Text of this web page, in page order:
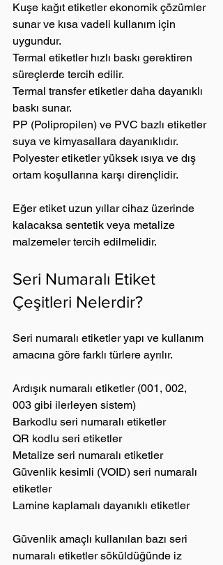
Kuşe kağıt etiketler ekonomik çözümler
sunar ve kısa vadeli kullanım için
uygundur.
Termal etiketler hızlı baskı gerektiren
süreçlerde tercih edilir.
Termal transfer etiketler daha dayanıklı
baskı sunar.
PP (Polipropilen) ve PVC bazlı etiketler
suya ve kimyasallara dayanıklıdır.
Polyester etiketler yüksek ısıya ve dış
ortam koşullarına karşı dirençlidir.
Eğer etiket uzun yıllar cihaz üzerinde
kalacaksa sentetik veya metalize
malzemeler tercih edilmelidir.
Seri Numaralı Etiket
Çeşitleri Nelerdir?
Seri numaralı etiketler yapı ve kullanım
amacına göre farklı türlere ayrılır.
Ardışık numaralı etiketler (001, 002,
003 gibi ilerleyen sistem)
Barkodlu seri numaralı etiketler
QR kodlu seri etiketler
Metalize seri numaralı etiketler
Güvenlik kesimli (VOID) seri numaralı
etiketler
Lamine kaplamalı dayanıklı etiketler
Güvenlik amaçlı kullanılan bazı seri
numaralı etiketler söküldüğünde iz